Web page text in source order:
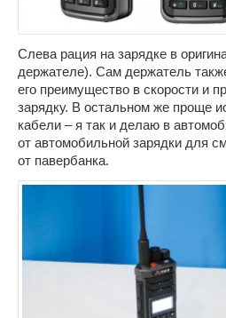
Слева рация на зарядке в
держателе). Сам держатель
его преимущество в скорости и
зарядку. В остальном же проще
кабели – я так и делаю в
от автомобильной зарядки для
от павербанка.